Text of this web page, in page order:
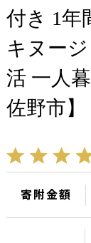
付き 1年
キヌー
活 一人
佐野市】
寄附金額